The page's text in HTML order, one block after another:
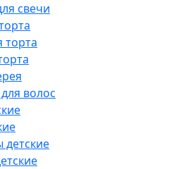
свечи
торта
волос
детские